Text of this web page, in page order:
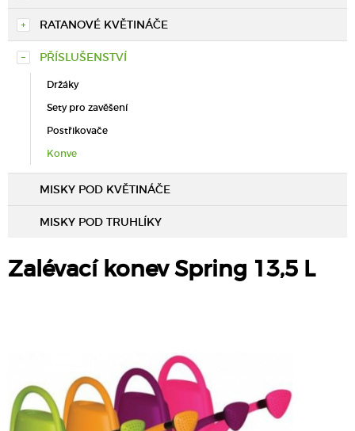
RATANOVÉ KVĚTINÁČE
PŘÍSLUŠENSTVÍ
Držáky
Sety pro zavěšení
Postřikovače
Konve
MISKY POD KVĚTINÁČE
MISKY POD TRUHLÍKY
Zalévací konev Spring 13,5 L